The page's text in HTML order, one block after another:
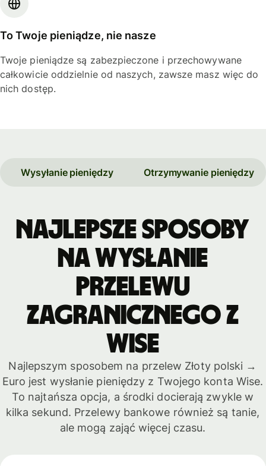
To Twoje pieniądze, nie nasze
Twoje pieniądze są zabezpieczone i przechowywane
całkowicie oddzielnie od naszych, zawsze masz więc do
nich dostęp.
Wysyłanie pieniędzy Otrzymywanie pieniędzy
Najlepsze sposoby
na wysłanie
przelewu
zagranicznego z
Wise
Najlepszym sposobem na przelew Złoty polski →
Euro jest wysłanie pieniędzy z Twojego konta Wise.
To najtańsza opcja, a środki docierają zwykle w
kilka sekund. Przelewy bankowe również są tanie,
ale mogą zająć więcej czasu.